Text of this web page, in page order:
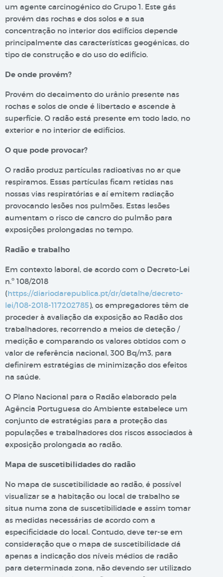
um agente carcinogénico do Grupo 1. Este gás
provém das rochas e dos solos e a sua
concentração no interior dos edifícios depende
principalmente das características geogénicas, do
tipo de construção e do uso do edifício.
De onde provém?
Provém do decaimento do urânio presente nas
rochas e solos de onde é libertado e ascende à
superfície. O radão está presente em todo lado, no
exterior e no interior de edifícios.
O que pode provocar?
O radão produz partículas radioativas no ar que
respiramos. Essas partículas ficam retidas nas
nossas vias respiratórias e aí emitem radiação
provocando lesões nos pulmões. Estas lesões
aumentam o risco de cancro do pulmão para
exposições prolongadas no tempo.
Radão e trabalho
Em contexto laboral, de acordo com o Decreto-Lei
n.º 108/2018
(https://diariodarepublica.pt/dr/detalhe/decreto-
lei/108-2018-117202785), os empregadores têm de
proceder à avaliação da exposição ao Radão dos
trabalhadores, recorrendo a meios de deteção /
medição e comparando os valores obtidos com o
valor de referência nacional, 300 Bq/m3, para
definirem estratégias de minimização dos efeitos
na saúde.
O Plano Nacional para o Radão elaborado pela
Agência Portuguesa do Ambiente estabelece um
conjunto de estratégias para a proteção das
populações e trabalhadores dos riscos associados à
exposição prolongada ao radão.
Mapa de suscetibilidades do radão
No mapa de suscetibilidade ao radão, é possível
visualizar se a habitação ou local de trabalho se
situa numa zona de suscetibilidade e assim tomar
as medidas necessárias de acordo com a
especificidade do local. Contudo, deve ter-se em
consideração que o mapa de suscetibilidade dá
apenas a indicação dos níveis médios de radão
para determinada zona, não devendo ser utilizado